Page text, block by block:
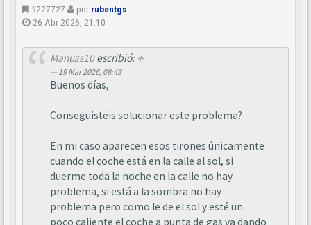
#227727 por rubentgs
26 Abr 2026, 21:10
Manuzs10escribió: ↑
19 Mar 2026, 08:43
Buenos días,
Conseguisteis solucionar este problema?
En mi caso aparecen esos tirones únicamente
cuando el coche está en la calle al sol, si
duerme toda la noche en la calle no hay
problema, si está a la sombra no hay
problema pero como le de el sol y esté un
poco caliente el coche a punta de gas va dando